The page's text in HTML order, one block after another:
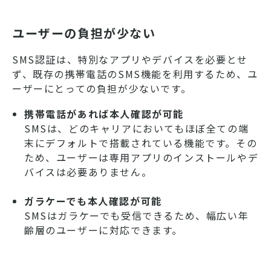
ユーザーの負担が少ない
SMS認証は、特別なアプリやデバイスを必要とせ
ず、既存の携帯電話のSMS機能を利用するため、ユ
ーザーにとっての負担が少ないです。
携帯電話があれば本人確認が可能
SMSは、どのキャリアにおいてもほぼ全ての端
末にデフォルトで搭載されている機能です。その
ため、ユーザーは専用アプリのインストールやデ
バイスは必要ありません。
ガラケーでも本人確認が可能
SMSはガラケーでも受信できるため、幅広い年
齢層のユーザーに対応できます。